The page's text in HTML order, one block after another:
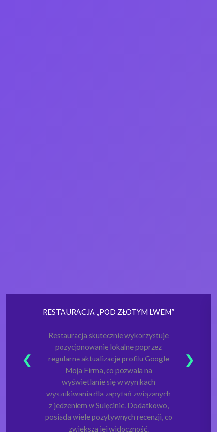
RESTAURACJA „POD ZŁOTYM LWEM”
Restauracja skutecznie wykorzystuje
pozycjonowanie lokalne poprzez
regularne aktualizacje profilu Google
Moja Firma, co pozwala na
wyświetlanie się w wynikach
wyszukiwania dla zapytań związanych
z jedzeniem w Sulęcinie. Dodatkowo,
posiada wiele pozytywnych recenzji, co
zwiększa jej widoczność.